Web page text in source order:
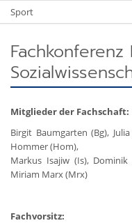
Sport
Mitglieder der Fachschaft:
Birgit Baumgarten (Bg),
Hommer (Hom),
Markus Isajiw (Is), Dominik
Miriam Marx (Mrx)
Fachvorsitz: